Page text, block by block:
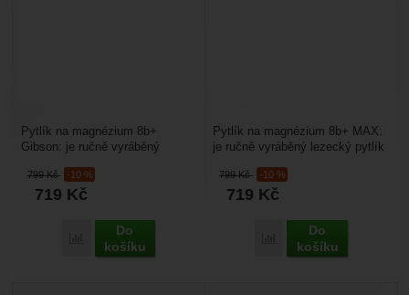
799Kč -10 %
719 Kč
Porovnat
Do
košíku
Pytlík na magnézium 8b+
Gibson: je ručně vyráběný
vyvinutý rakouskými lezci....
799Kč -10 %
719 Kč
Porovnat
Do
košíku
Pytlík na magnézium 8b+ MAX:
je ručně vyráběný lezecký pytlík
rakouskými lezci....